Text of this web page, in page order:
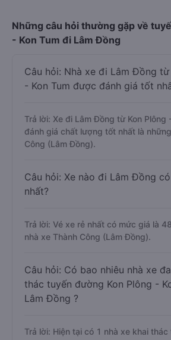
Những câu hỏi thường gặp về
- Kon Tum đi Lâm Đồng
Câu hỏi: Nhà xe đi Lâm Đồng từ
- Kon Tum được đánh giá tốt
Trả lời: Xe đi Lâm Đồng từ Kon Plông
đánh giá chất lượng tốt nhất là
Công (Lâm Đồng).
Câu hỏi: Xe nào đi Lâm Đồng
nhất?
Trả lời: Vé xe rẻ nhất có mức giá là
nhà xe Thành Công (Lâm Đồng).
Câu hỏi: Có bao nhiêu nhà xe
thác tuyến đường Kon Plông -
Lâm Đồng ?
Trả lời: Hiện tại có 1 nhà xe khai